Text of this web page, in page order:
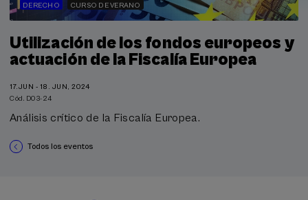
DERECHO CURSO DE VERANO
Utilización de los fondos europeos y
actuación de la Fiscalía Europea
17.JUN - 18. JUN, 2024
Cód. D03-24
Análisis crítico de la Fiscalía Europea.
Todos los eventos